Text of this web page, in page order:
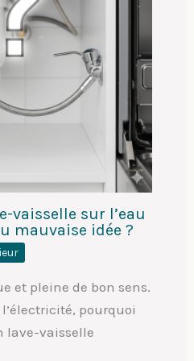
vaisselle sur l’eau
mauvaise idée ?
et pleine de bon sens.
pourquoi
lave-vaisselle